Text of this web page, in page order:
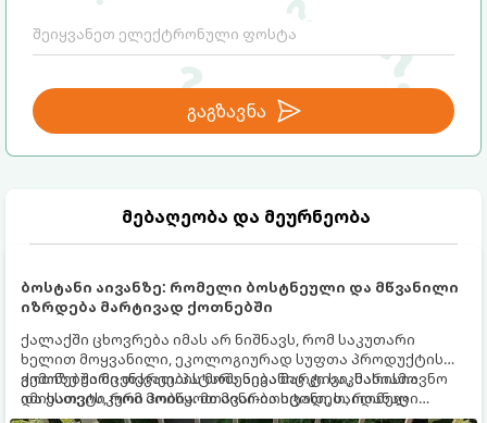
გაგზავნა
მებაღეობა და მეურნეობა
ბოსტანი აივანზე: რომელი ბოსტნეული და მწვანილი
იზრდება მარტივად ქოთნებში
ქალაქში ცხოვრება იმას არ ნიშნავს, რომ საკუთარი
ხელით მოყვანილი, ეკოლოგიურად სუფთა პროდუქტის
გემოზე უარი თქვათ. პატარა აივანიც კი საკმარისია
იმისათვის, რომ მოიწყოთ მინი-ბოსტანი, საიდანაც
ყოველდღიურად ახალ, არომატულ მწვანილსა და
ქოთნებში მცენარეების მოშენება მარტივი, სასიამოვნო
და ესთეტიკური ჰობია. მთავარია იცოდეთ, რომელი
კულტურები ეგუებიან ქოთნის პირობებს ყველაზე კარგად